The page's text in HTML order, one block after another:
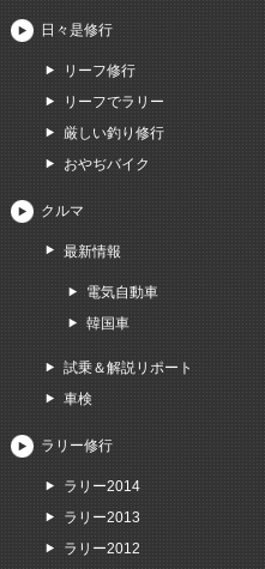
日々是修行
リーフ修行
リーフでラリー
厳しい釣り修行
おやぢバイク
クルマ
最新情報
電気自動車
韓国車
試乗＆解説リポート
車検
ラリー修行
ラリー2014
ラリー2013
ラリー2012